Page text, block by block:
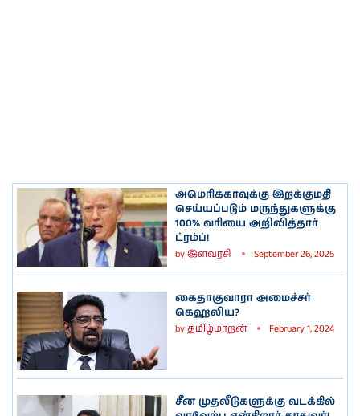
அமெரிக்காவுக்கு இறக்குமதி
செய்யப்படும் மருந்துகளுக்கு
100% வரியை அறிவித்தார்
ட்ரம்ப்!
byஇளவரசி September 26, 2025
கைதாகுவாரா அமைச்சர்
கெஹலிய?
byதமிழ்மாறன் February 1, 2024
சீன முதலீடுகளுக்கு வடக்கில்